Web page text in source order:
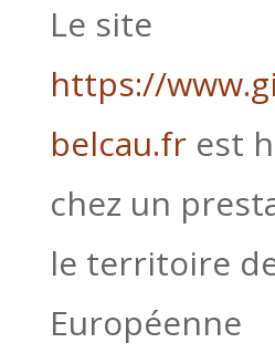
Le site
https://
belcau.frest
chez un
le territoire
Européenne